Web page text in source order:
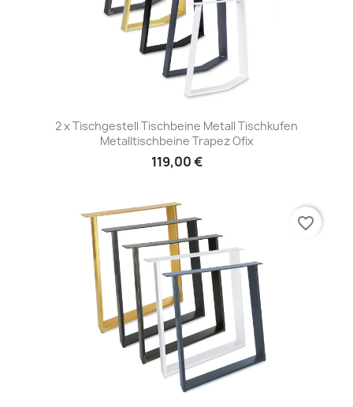
2 x Tischgestell Tischbeine Metall Tischkufen
Metalltischbeine Trapez Ofix
119,00 €
favorite_border